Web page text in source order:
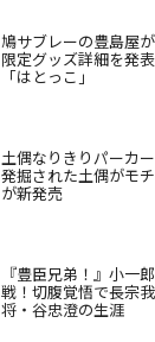
鳩サブレーの豊島屋
限定グッズ詳細を発
「はとっこ」
土偶なりきりパーカ
発掘された土偶がモ
が新発売
『豊臣兄弟！』小一
戦！切腹覚悟で長宗
将・谷忠澄の生涯